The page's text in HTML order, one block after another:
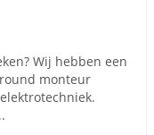
Wij hebben een
monteur